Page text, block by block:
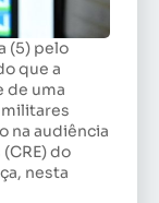
(5) pelo
que a
de uma
militares
na audiência
do
nesta